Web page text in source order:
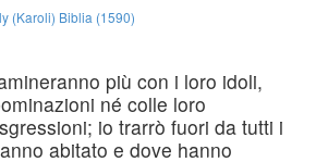
(Karoli) Biblia (1590)
più con i loro idoli,
né colle loro
io trarrò fuori da tutti i
abitato e dove hanno